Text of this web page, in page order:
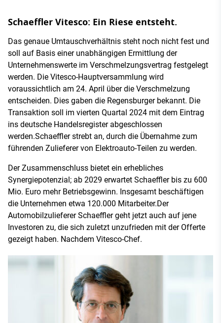
Schaeffler Vitesco: Ein Riese entsteht.
Das genaue Umtauschverhältnis steht noch nicht fest und
soll auf Basis einer unabhängigen Ermittlung der
Unternehmenswerte im Verschmelzungsvertrag festgelegt
werden. Die Vitesco-Hauptversammlung wird
voraussichtlich am 24. April über die Verschmelzung
entscheiden. Dies gaben die Regensburger bekannt. Die
Transaktion soll im vierten Quartal 2024 mit dem Eintrag
ins deutsche Handelsregister abgeschlossen
werden.Schaeffler strebt an, durch die Übernahme zum
führenden Zulieferer von Elektroauto-Teilen zu werden.
Der Zusammenschluss bietet ein erhebliches
Synergiepotenzial; ab 2029 erwartet Schaeffler bis zu 600
Mio. Euro mehr Betriebsgewinn. Insgesamt beschäftigen
die Unternehmen etwa 120.000 Mitarbeiter.Der
Automobilzulieferer Schaeffler geht jetzt auch auf jene
Investoren zu, die sich zuletzt unzufrieden mit der Offerte
gezeigt haben. Nachdem Vitesco-Chef.